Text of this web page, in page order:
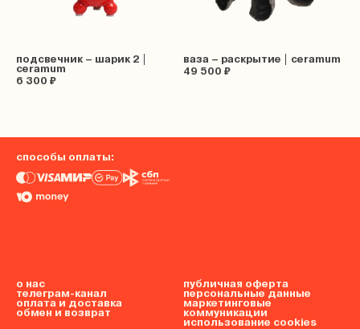
подсвечник – шарик 2 |
ceramum
6 300 ₽
ваза – раскрытие | ceramum
49 500 ₽
о нас
телеграм-канал
оплата и доставка
обмен и возврат
публичная оферта
персональные данные
маркетинговые
коммуникации
использование cookies
способы оплаты: